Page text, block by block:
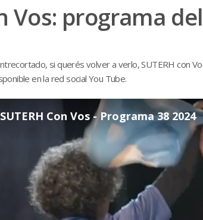
Vos: programa
si querés volver a verlo, SUTERH con
en la red social You Tube.
SUTERH Con Vos - Programa 38 2024